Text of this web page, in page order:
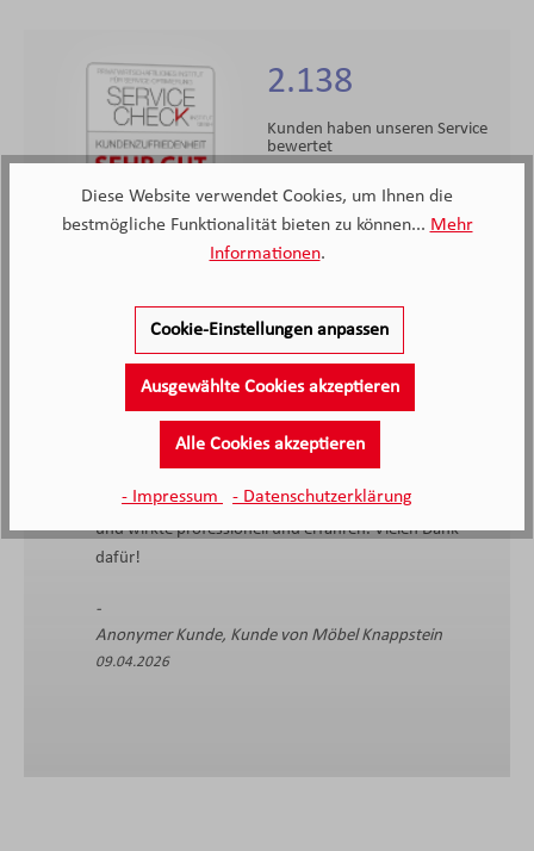
4.4/5.0
2.138
Kunden haben unseren Service
bewertet
4.4
Die Beratung durch Frau Meißner war super und
zielführend. Sie hat sich ausreichend Zeit genommen,
und wirkte professionell und erfahren. Vielen Dank
dafür!
Anonymer Kunde, Kunde von Möbel Knappstein
09.04.2026
Diese Website verwendet Cookies, um Ihnen die
bestmögliche Funktionalität bieten zu können... Mehr
Informationen.
Cookie-Einstellungen anpassen
Ausgewählte Cookies akzeptieren
Alle Cookies akzeptieren
- Impressum - Datenschutzerklärung